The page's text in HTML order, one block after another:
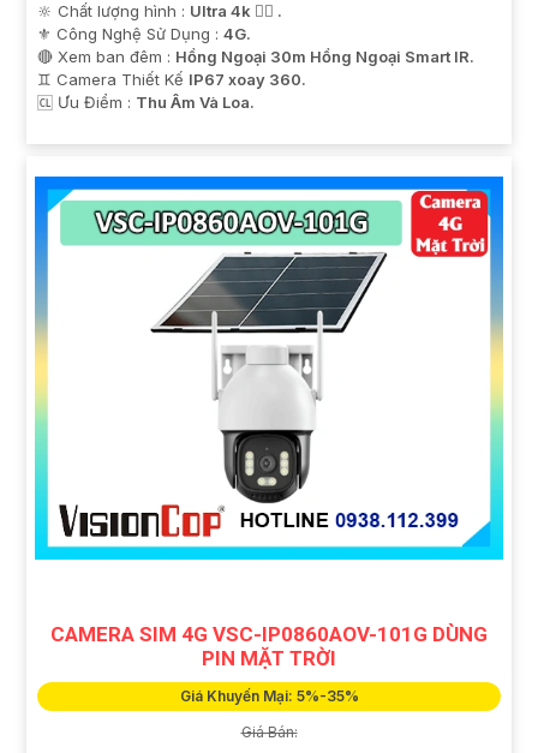
🔆 Chất lượng hình : Ultra 4k 👍🏾 .
⚜️ Công Nghệ Sử Dụng : 4G.
🔴 Xem ban đêm : Hồng Ngoại 30m Hồng Ngoại Smart IR.
♊ Camera Thiết Kế IP67 xoay 360.
️🆑 Ưu Điểm : Thu Âm Và Loa.
CAMERA SIM 4G VSC-IP0860AOV-101G DÙNG
PIN MẶT TRỜI
Giá Khuyến Mại: 5%-35%
Giá Bán: